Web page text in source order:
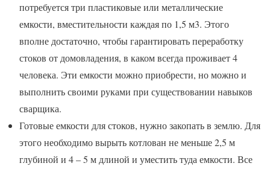
потребуется три пластиковые или металлические
емкости, вместительности каждая по 1,5 м3. Этого
вполне достаточно, чтобы гарантировать переработку
стоков от домовладения, в каком всегда проживает 4
человека. Эти емкости можно приобрести, но можно и
выполнить своими руками при существовании навыков
сварщика.
Готовые емкости для стоков, нужно закопать в землю. Для
этого необходимо вырыть котлован не меньше 2,5 м
глубиной и 4 – 5 м длиной и уместить туда емкости. Все